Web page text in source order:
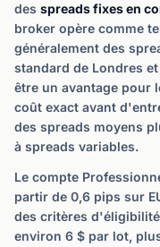
des spreads fixes en
broker opère comme
généralement des
standard de Londres
être un avantage pour
coût exact avant
des spreads moyens
à spreads variables.
Le compte
partir de 0,6 pips sur
des critères
environ 6 $ par lot,